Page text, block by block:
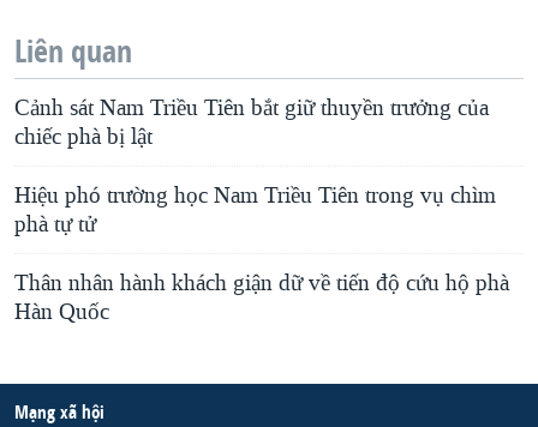
Liên quan
Cảnh sát Nam Triều Tiên bắt giữ thuyền trưởng của
chiếc phà bị lật
Hiệu phó trường học Nam Triều Tiên trong vụ chìm
phà tự tử
Thân nhân hành khách giận dữ về tiến độ cứu hộ phà
Hàn Quốc
Mạng xã hội